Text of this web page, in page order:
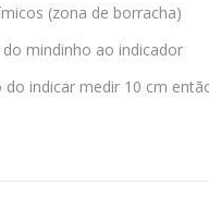
(zona de borracha)
mindinho ao indicador
indicar medir 10 cm